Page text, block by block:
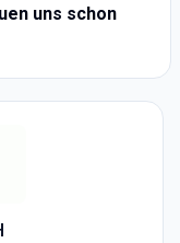
uns schon